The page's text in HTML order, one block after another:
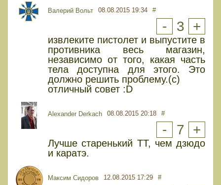
Валерий Вольт 08.08.2015 19:34 #
- 3 +
извлеките пистолет и выпустите в
противника весь магазин,
независимо от того, какая часть
тела доступна для этого. Это
должно решить проблему.(с)
отличный совет :D
Alexander Derkach 08.08.2015 20:18 #
- 7 +
Лучше старенький ТТ, чем дзюдо
и каратэ.
Максим Сидоров 12.08.2015 17:29 #